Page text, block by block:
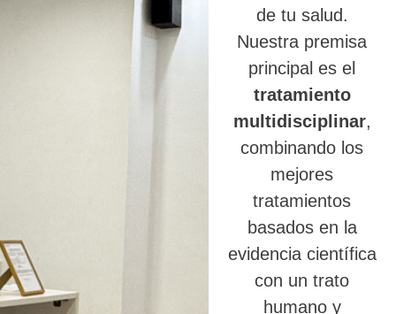
de tu salud.
Nuestra premisa
principal es el
tratamiento
multidisciplinar,
combinando los
mejores
tratamientos
basados en la
evidencia científica
con un trato
humano y